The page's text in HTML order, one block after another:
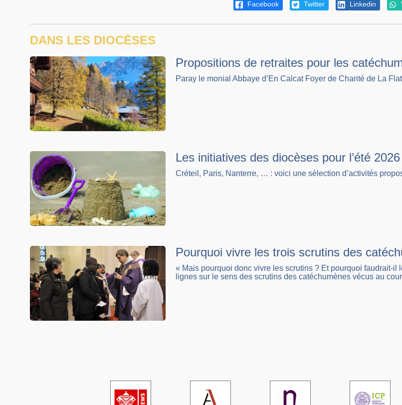
Facebook Twitter Linkedin
DANS LES DIOCÈSES
Propositions de retraites pour les
Paray le monial Abbaye d’En Calcat Foyer de Charité de La
Les initiatives des diocèses pour l’été 2026
Créteil, Paris, Nanterre, … : voici une sélection d’activités
Pourquoi vivre les trois scrutins des
« Mais pourquoi donc vivre les scrutins ? Et pourquoi faudrait-
lignes sur le sens des scrutins des catéchumènes vécus au